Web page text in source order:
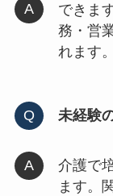
できま
務・営
れます。
未経験
介護で
ます。